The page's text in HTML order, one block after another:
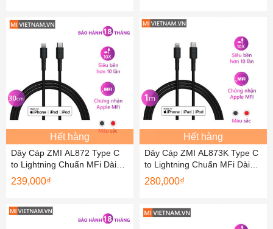
Hết hàng
Dây Cáp ZMI AL872 Type C
to Lightning Chuẩn MFi Dài
30cm
239,000₫
Hết hàng
Dây Cáp ZMI AL873K Type C
to Lightning Chuẩn MFi Dài
1m
280,000₫